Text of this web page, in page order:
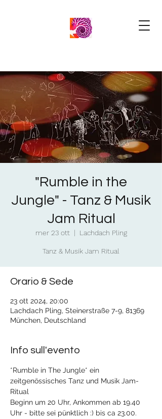
"Rumble in the
Jungle" - Tanz & Musik
Jam Ritual
mer 23 ott
  |
Lachdach Pling
Tanz & Musik Jam Ritual
Orario & Sede
23 ott 2024, 20:00
Lachdach Pling, Steinerstraße 7-9, 81369
München, Deutschland
Info sull'evento
*Rumble in The Jungle* ein
zeitgenössisches Tanz und Musik Jam-
Ritual
Beginn um 20 Uhr, Ankommen ab 19.40
Uhr - bitte sei pünktlich :) bis ca 23.00.